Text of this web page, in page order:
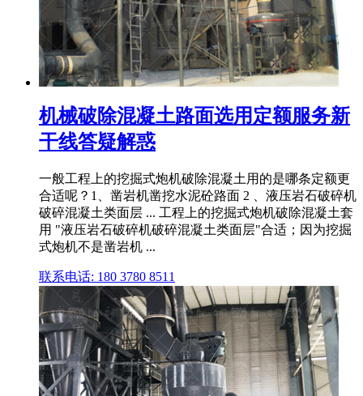
机械破除混凝土路面选用定额服务新
干线答疑解惑
一般工程上的挖掘式炮机破除混凝土用的是哪条定额更
合适呢？1、凿岩机凿挖水泥砼路面 2 、液压岩石破碎机
破碎混凝土类面层 ... 工程上的挖掘式炮机破除混凝土套
用 "液压岩石破碎机破碎混凝土类面层"合适；因为挖掘
式炮机不是凿岩机 ...
联系电话: 180 3780 8511